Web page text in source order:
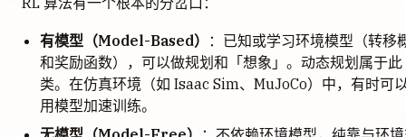
有模型（Model-Based）
：已知或学习环境模型（转移
和奖励函数），可以做规划和「想象」。动态规划属于此
类。在仿真环境（如 Isaac Sim、MuJoCo）中，有时可
用模型加速训练。